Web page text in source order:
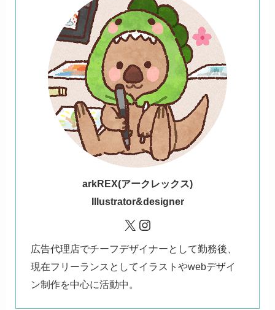
arkREX(アークレックス)
Illustrator&designer
X Instagram
広告代理店でチーフデザイナーとして勤務後、
現在フリーランスとしてイラストやwebデザイ
ン制作を中心に活動中。